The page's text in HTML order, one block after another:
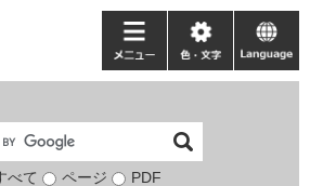
検
べて ページ PDF
メ
ニ
ー
色・
文
language